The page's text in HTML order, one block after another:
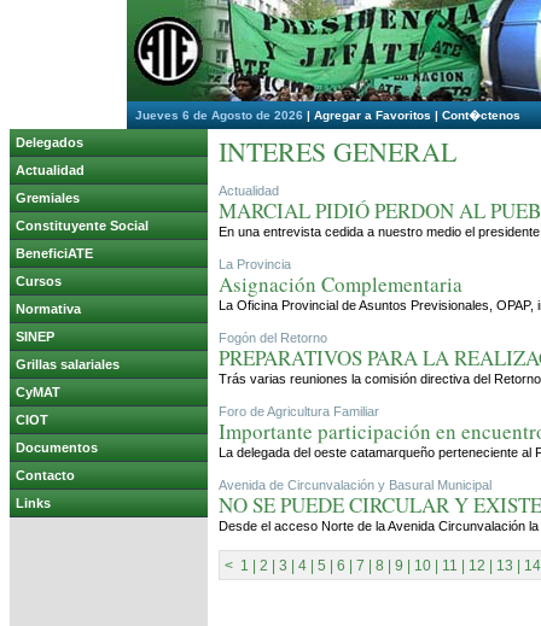
Jueves 6 de Agosto de 2026 | Agregar a Favoritos | Cont�ctenos
Delegados
Actualidad
Gremiales
Constituyente Social
BeneficiATE
Cursos
Normativa
SINEP
Grillas salariales
CyMAT
CIOT
Documentos
Contacto
Links
INTERES GENERAL
Actualidad
MARCIAL PIDIÓ PERDON AL
En una entrevista cedida a nuestro medio el
La Provincia
Asignación Complementaria
La Oficina Provincial de Asuntos Previsionales,
Fogón del Retorno
PREPARATIVOS PARA LA
Trás varias reuniones la comisión directiva del
Foro de Agricultura Familiar
Importante participación en
La delegada del oeste catamarqueño perteneciente
Avenida de Circunvalación y Basural Municipal
NO SE PUEDE CIRCULAR Y
Desde el acceso Norte de la Avenida Circunvalación
< 1 2 3 4 5 6 7 8 9 10 11 12 13 14